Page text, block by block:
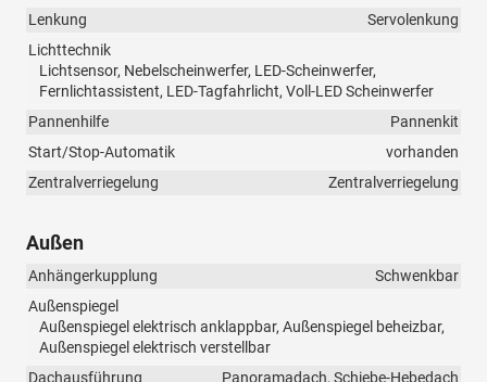
Lenkung
Servolenkung
Lichttechnik
Lichtsensor, Nebelscheinwerfer, LED-Scheinwerfer,
Fernlichtassistent, LED-Tagfahrlicht, Voll-LED Scheinwerfer
Pannenhilfe
Pannenkit
Start/Stop-Automatik
vorhanden
Zentralverriegelung
Zentralverriegelung
Außen
Anhängerkupplung
Schwenkbar
Außenspiegel
Außenspiegel elektrisch anklappbar, Außenspiegel beheizbar,
Außenspiegel elektrisch verstellbar
Dachausführung
Panoramadach, Schiebe-Hebedach